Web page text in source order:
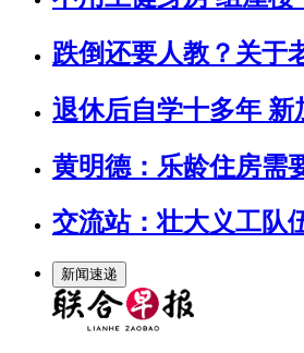
跌倒还要人教？关于
退休后自学十多年 新
黄明德：乐龄住房需
交流站：壮大义工队
新闻速递